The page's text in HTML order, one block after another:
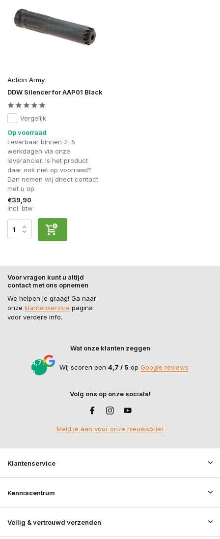
Action Army
DDW Silencer for AAP01 Black
Vergelijk
Op voorraad
Leverbaar binnen 2–5
werkdagen via onze
leverancier. Is het product
daar ook niet op voorraad?
Dan nemen wij direct contact
met u op.
€39,90
Incl. btw
Voor vragen kunt u altijd
contact met ons opnemen
We helpen je graag! Ga naar
onze klantenservice pagina
voor verdere info.
Wat onze klanten zeggen
4,7 /
5
Wij scoren een 4,7 / 5 op Google reviews
Volg ons op onze socials!
Meld je aan voor onze nieuwsbrief
Klantenservice
Kenniscentrum
Veilig & vertrouwd verzenden